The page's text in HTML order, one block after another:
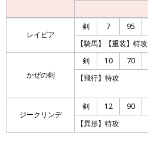
レイピア
剣 7 95
【騎馬】【重装】特攻
かぜの剣
剣 10 70
【飛行】特攻
ジークリンデ
剣 12 90
【異形】特攻